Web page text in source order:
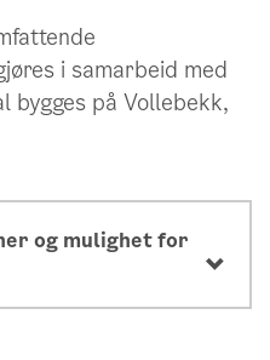
i samarbeid med
bygges på Vollebekk,
og mulighet for